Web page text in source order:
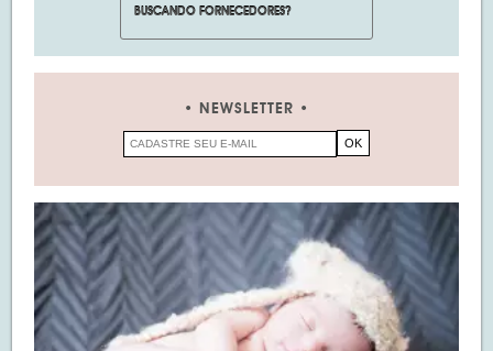
NEWSLETTER